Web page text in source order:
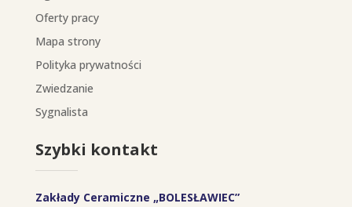
Oferty pracy
Mapa strony
Polityka prywatności
Zwiedzanie
Sygnalista
Szybki kontakt
Zakłady Ceramiczne „BOLESŁAWIEC”